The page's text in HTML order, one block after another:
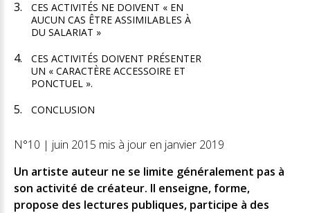
CES ACTIVITÉS NE DOIVENT « EN
AUCUN CAS ÊTRE ASSIMILABLES À
DU SALARIAT »
CES ACTIVITÉS DOIVENT PRÉSENTER
UN « CARACTÈRE ACCESSOIRE ET
PONCTUEL ».
CONCLUSION
N°10 | juin 2015 mis à jour en janvier 2019
Un artiste auteur ne se limite généralement pas à
son activité de créateur. Il enseigne, forme,
propose des lectures publiques, participe à des